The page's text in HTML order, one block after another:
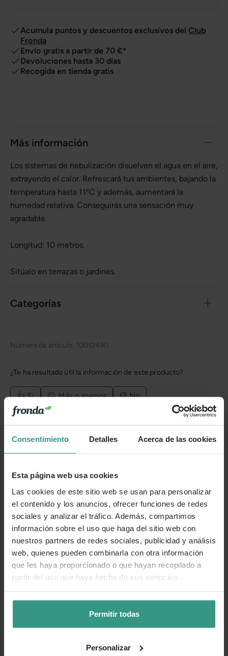
Consentimiento Detalles Acerca de las cookies
Esta página web usa cookies
Las cookies de este sitio web se usan para personalizar
el contenido y los anuncios, ofrecer funciones de redes
sociales y analizar el tráfico. Además, compartimos
información sobre el uso que haga del sitio web con
nuestros partners de redes sociales, publicidad y análisis
web, quienes pueden combinarla con otra información
que les haya proporcionado o que hayan recopilado a
partir del uso que haya hecho de sus servicios.
Permitir todas
Personalizar
Acumula puntos y descuentos exclusivos del Club
Fronda
Envío gratis a partir de 70 €*
Devoluciones hasta 30 días
Recogida en tienda gratis
Más información
Los sistemas de nebulización disuelven el agua en el aire,
extrayendo el calor. Refrescará tus ambientes, bajando la
temperatura hasta 11ºC y además, aumentará la
humedad relativa. Conseguirás una sensación muy
agradable.
Longitud: 10 metros.
Sitúalo en terrazas o jardines.
Categorías
Número de artículo: 10012490
¿Te ha resultado útil la información de este producto?
👍 Sí 😐 Más o menos 👎 No